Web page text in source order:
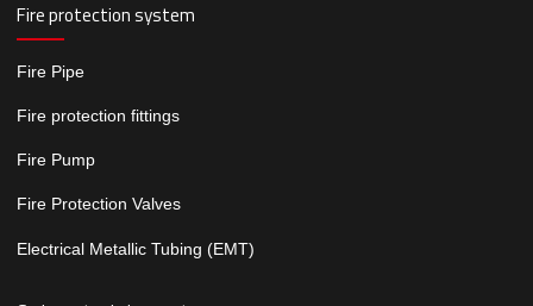
Fire protection system
Fire Pipe
Fire protection fittings
Fire Pump
Fire Protection Valves
Electrical Metallic Tubing (EMT)